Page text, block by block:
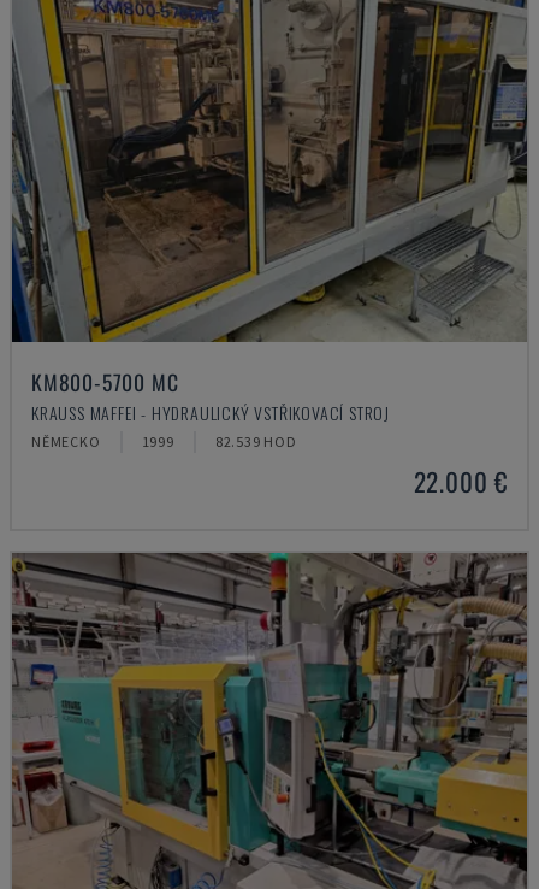
KM800-5700 MC
KRAUSS MAFFEI - HYDRAULICKÝ VSTŘIKOVACÍ STROJ
NĚMECKO 1999 82.539 HOD
22.000 €